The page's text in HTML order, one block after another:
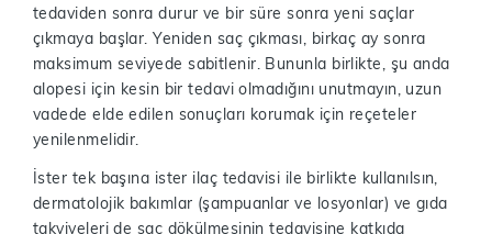
tedaviden sonra durur ve bir süre sonra yeni saçlar
çıkmaya başlar. Yeniden saç çıkması, birkaç ay sonra
maksimum seviyede sabitlenir. Bununla birlikte, şu anda
alopesi için kesin bir tedavi olmadığını unutmayın, uzun
vadede elde edilen sonuçları korumak için reçeteler
yenilenmelidir.
İster tek başına ister ilaç tedavisi ile birlikte kullanılsın,
dermatolojik bakımlar (şampuanlar ve losyonlar) ve gıda
takviyeleri de saç dökülmesinin tedavisine katkıda